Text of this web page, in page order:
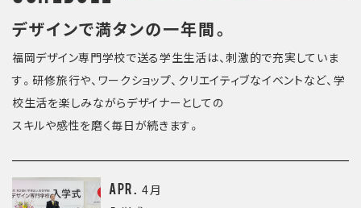
デザインで満タンの一年間。
福岡デザイン専門学校で送る学生生活は、刺激的で充実していま
す。研修旅行や、ワークショップ、クリエイティブなイベントなど、学
校生活を楽しみながらデザイナーとしての
スキルや感性を磨く毎日が続きます。
Apr.
4月